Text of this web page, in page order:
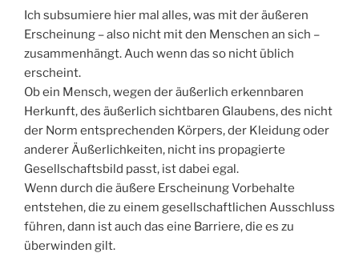
Ich subsumiere hier mal alles, was mit der äußeren
Erscheinung – also nicht mit den Menschen an sich –
zusammenhängt. Auch wenn das so nicht üblich
erscheint.
Ob ein Mensch, wegen der äußerlich erkennbaren
Herkunft, des äußerlich sichtbaren Glaubens, des nicht
der Norm entsprechenden Körpers, der Kleidung oder
anderer Äußerlichkeiten, nicht ins propagierte
Gesellschaftsbild passt, ist dabei egal.
Wenn durch die äußere Erscheinung Vorbehalte
entstehen, die zu einem gesellschaftlichen Ausschluss
führen, dann ist auch das eine Barriere, die es zu
überwinden gilt.